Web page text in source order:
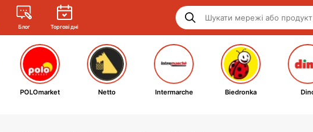
Блог Торгові дні
POLOmarket Netto Intermarche Biedronka